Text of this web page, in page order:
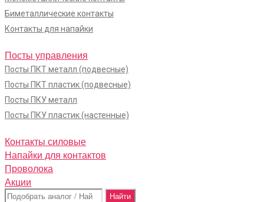
Биметаллические контакты
Контакты для напайки
Посты управления
Посты ПКТ металл (подвесные)
Посты ПКТ пластик (подвесные)
Посты ПКУ металл
Посты ПКУ пластик (настенные)
Контакты силовые
Напайки для контактов
Проволока
Акции
Поиск: